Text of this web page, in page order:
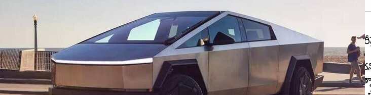
ఈ వార్తాకథనం ఏంటి
విద్యుత్తు వాహనాల తయారీ రంగంలో ప్రపంచ దిగ్గజంటెస్లాభారతదేశంలో విద్యుత్తు కార్ల
కుమారస్వామి వెల్లడించారు.
దేశీయంగా కేవలం షోరూమ్‌లు ఏర్పాటు చేయాలన్న ఉద్దేశంతో మాత్రమే టెస్లా
ప్రెస్‌ కాన్ఫరెన్స్‌లో మాట్లాడుతూ భారత ప్రభుత్వం ప్రవేశపెట్టిన విద్యుత్తు వాహనాల తయారీ